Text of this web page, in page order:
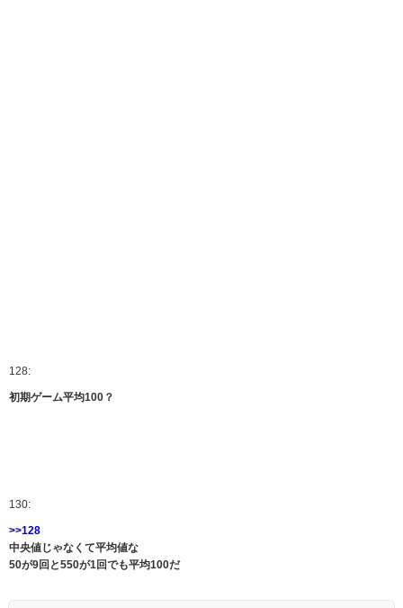
128:
初期ゲーム平均100？
130:
>>128
中央値じゃなくて平均値な
50が9回と550が1回でも平均100だ